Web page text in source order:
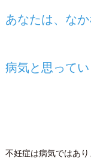
あなたは、な
病気と思って
不妊症は病気ではあり